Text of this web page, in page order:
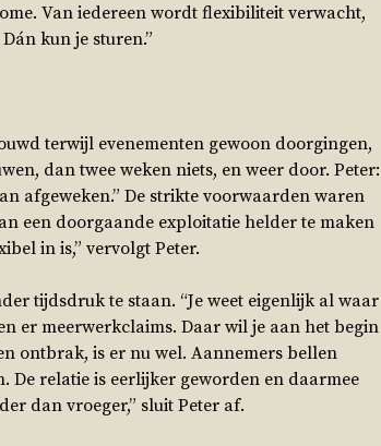
Van iedereen wordt flexibiliteit verwacht,
kun je sturen.”
terwijl evenementen gewoon doorgingen,
dan twee weken niets, en weer door. Peter:
afgeweken.” De strikte voorwaarden waren
een doorgaande exploitatie helder te maken
in is,” vervolgt Peter.
tijdsdruk te staan. “Je weet eigenlijk al waar
er meerwerkclaims. Daar wil je aan het begin
ontbrak, is er nu wel. Aannemers bellen
relatie is eerlijker geworden en daarmee
dan vroeger,” sluit Peter af.